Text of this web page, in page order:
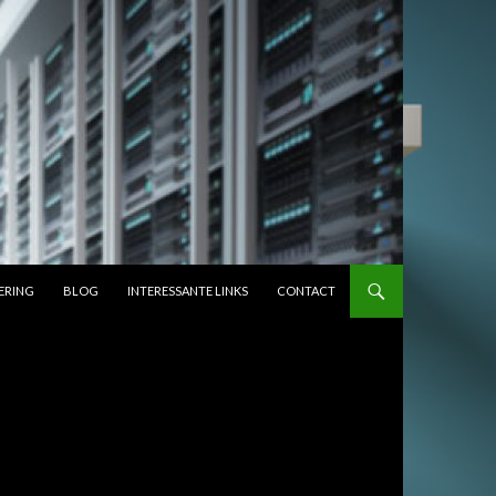
BLOG INTERESSANTE LINKS CONTACT